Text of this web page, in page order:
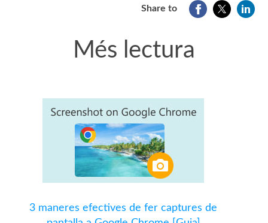
Share to
Més lectura
3 maneres efectives de fer captures de